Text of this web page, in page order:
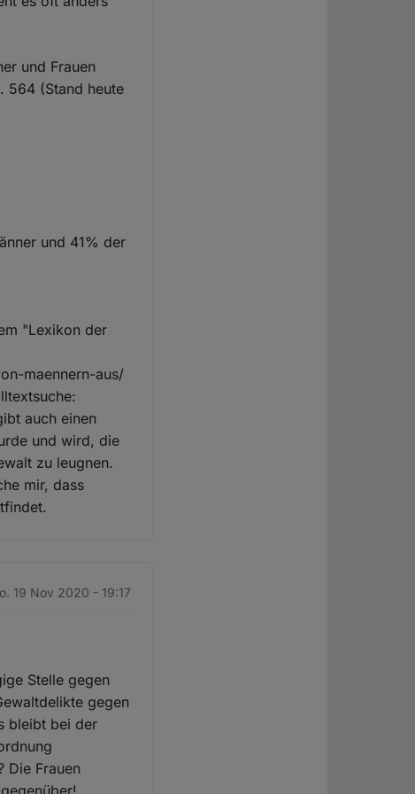
und Frauen
564 (Stand heute
und 41% der
"Lexikon der
maennern-aus/
auch einen
und wird, die
zu leugnen.
mir, dass
19 Nov 2020 - 19:17
Stelle gegen
gegen
bleibt bei der
Die Frauen